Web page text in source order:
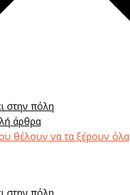
στην πόλη
άρθρα
θέλουν να τα ξέρουν όλα